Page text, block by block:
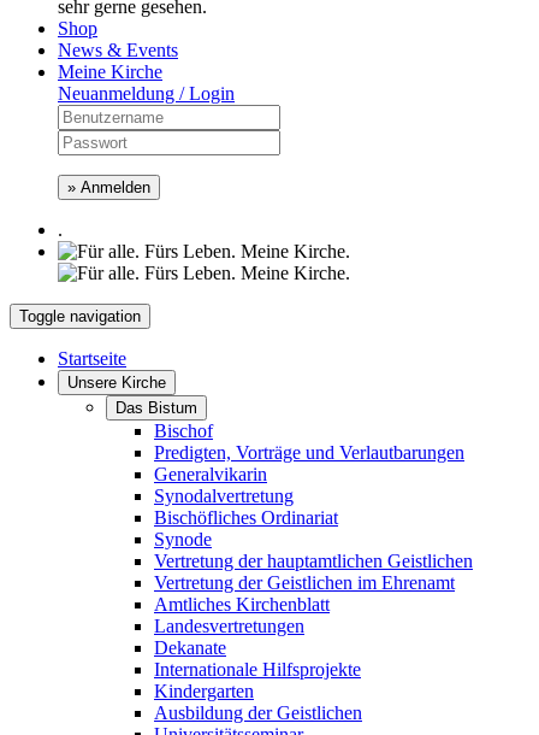
sehr gerne gesehen.
Shop
News & Events
Meine Kirche
Neuanmeldung / Login
» Anmelden
.
Toggle navigation
Startseite
Unsere Kirche
Das Bistum
Bischof
Predigten, Vorträge und Verlautbarungen
Generalvikarin
Synodalvertretung
Bischöfliches Ordinariat
Synode
Vertretung der hauptamtlichen Geistlichen
Vertretung der Geistlichen im Ehrenamt
Amtliches Kirchenblatt
Landesvertretungen
Dekanate
Internationale Hilfsprojekte
Kindergarten
Ausbildung der Geistlichen